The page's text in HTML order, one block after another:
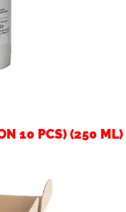
10 PCS) (250 ML)